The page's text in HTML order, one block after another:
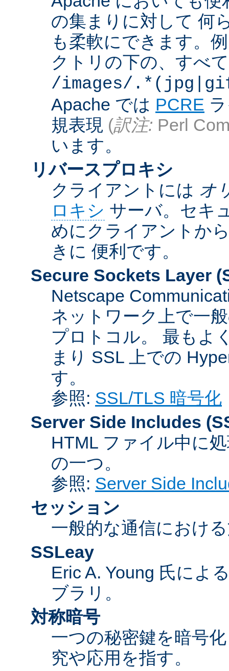
の集まりに対して 何
も柔軟にできます。
クトリの下の、すべ
/images/
Apache では PCRE
規表現 (訳注: Perl
います。
リバースプロキシ
クライアントには オ
ロキシ サーバ。セキ
めにクライアントか
きに 便利です。
Secure Sockets Layer
Netscape
ネットワーク上で一
プロトコル。 最もよ
まり SSL 上での
す。
参照: SSL/TLS 暗号化
Server Side Includes
HTML ファイル中に
の一つ。
参照: Server Side
セッション
一般的な通信におけ
SSLeay
Eric A. Young 氏によ
ブラリ。
対称暗号
一つの秘密鍵を暗号
究や応用を指す。